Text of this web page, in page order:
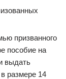
призванного
пособие на
выдать
размере 14